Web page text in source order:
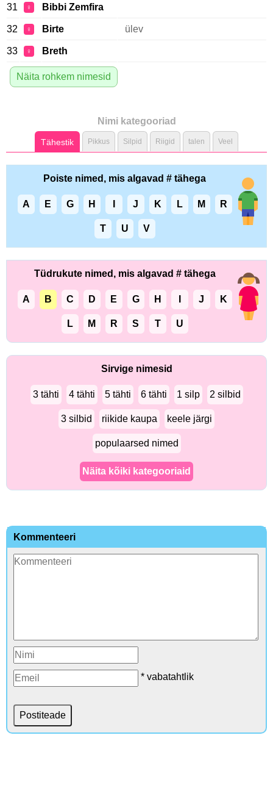
31 ♀ Bibbi Zemfira
32 ♀ Birte ülev
33 ♀ Breth
Näita rohkem nimesid
Nimi kategooriad
Tähestik Pikkus Silpid Riigid talen Veel
Poiste nimed, mis algavad # tähega
A E G H J K L M R
T U V
Tüdrukute nimed, mis algavad # tähega
A B C D E G H J K
L M R S T U
Sirvige nimesid
3 tähti 4 tähti 5 tähti 6 tähti 1 silp 2 silbid
3 silbid riikide kaupa keele järgi
populaarsed nimed
Näita kõiki kategooriaid
Kommenteeri
* vabatahtlik